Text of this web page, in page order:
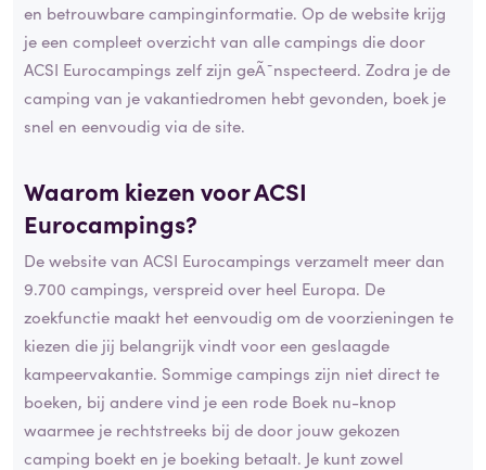
en betrouwbare campinginformatie. Op de website krijg
je een compleet overzicht van alle campings die door
ACSI Eurocampings zelf zijn geÃ¯nspecteerd. Zodra je de
camping van je vakantiedromen hebt gevonden, boek je
snel en eenvoudig via de site.
Waarom kiezen voor ACSI
Eurocampings?
De website van ACSI Eurocampings verzamelt meer dan
9.700 campings, verspreid over heel Europa. De
zoekfunctie maakt het eenvoudig om de voorzieningen te
kiezen die jij belangrijk vindt voor een geslaagde
kampeervakantie. Sommige campings zijn niet direct te
boeken, bij andere vind je een rode Boek nu-knop
waarmee je rechtstreeks bij de door jouw gekozen
camping boekt en je boeking betaalt. Je kunt zowel